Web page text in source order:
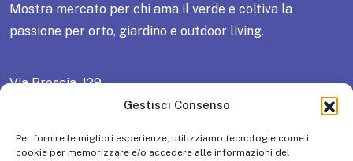
Gestisci Consenso
Per fornire le migliori esperienze, utilizziamo tecnologie come i
cookie per memorizzare e/o accedere alle informazioni del
Mostra mercato per chi ama il verde e coltiva la
passione per orto, giardino e outdoor living.
Via Brescia, 129
25018 Montichiari (BS) ITALY
P.IVA 01581200985 – R.E.A. N° 333445